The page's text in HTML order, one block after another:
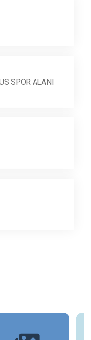
SPOR ALANI